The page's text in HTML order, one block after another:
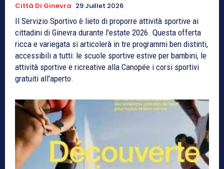
Città Di Ginevra 29 Juillet 2026
Il Servizio Sportivo è lieto di proporre attività sportive ai
cittadini di Ginevra durante l'estate 2026. Questa offerta
ricca e variegata si articolerà in tre programmi ben distinti,
accessibili a tutti: le scuole sportive estive per bambini, le
attività sportive e ricreative alla Canopée i corsi sportivi
gratuiti all'aperto.